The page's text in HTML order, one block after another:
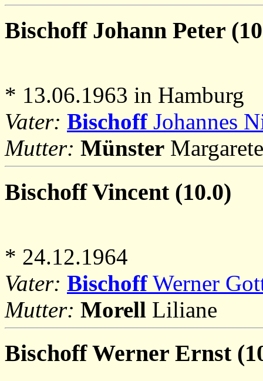
BischoffJohann Peter
* 13.06.1963 in Hamburg
Vater: BischoffJohannes
Mutter: Münster
BischoffVincent (10.0)
* 24.12.1964
Vater: BischoffWerner
Mutter: Morell Liliane
BischoffWerner Ernst